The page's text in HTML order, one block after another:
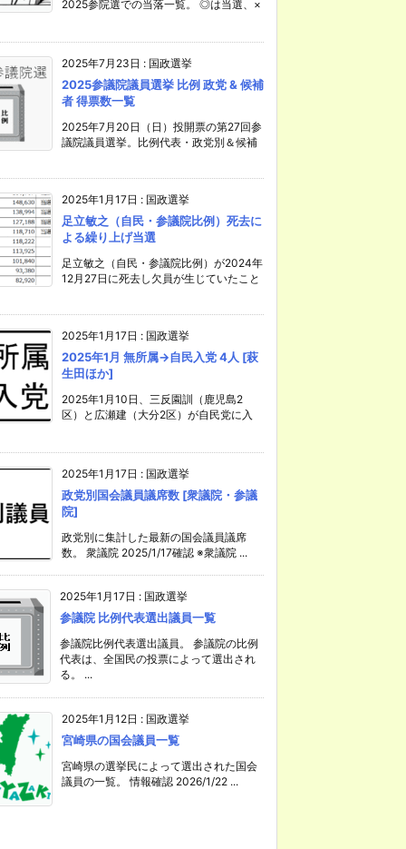
2025参院選での当落一覧。 ◎は当選、×
2025年7月23日 : 国政選挙
2025参議院議員選挙 比例 政党 & 候補
者 得票数一覧
2025年7月20日（日）投開票の第27回参
議院議員選挙。比例代表・政党別＆候補
2025年1月17日 : 国政選挙
足立敏之（自民・参議院比例）死去に
よる繰り上げ当選
足立敏之（自民・参議院比例）が2024年
12月27日に死去し欠員が生じていたこと
2025年1月17日 : 国政選挙
2025年1月 無所属→自民入党 4人 [萩
生田ほか]
2025年1月10日、三反園訓（鹿児島2
区）と広瀬建（大分2区）が自民党に入
2025年1月17日 : 国政選挙
政党別国会議員議席数 [衆議院・参議
院]
政党別に集計した最新の国会議員議席
数。 衆議院 2025/1/17確認 ※衆議院 ...
2025年1月17日 : 国政選挙
参議院 比例代表選出議員一覧
参議院比例代表選出議員。 参議院の比例
代表は、全国民の投票によって選出され
る。 ...
2025年1月12日 : 国政選挙
宮崎県の国会議員一覧
宮崎県の選挙民によって選出された国会
議員の一覧。 情報確認 2026/1/22 ...